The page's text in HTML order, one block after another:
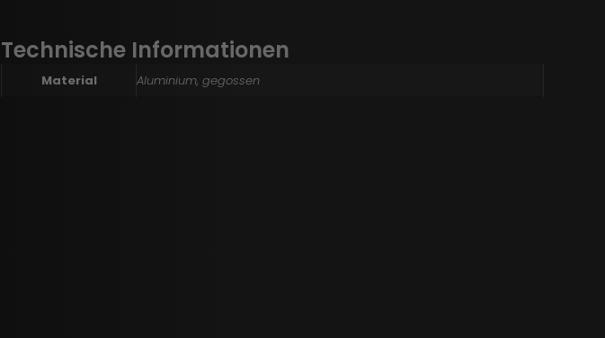
Technische Informationen
Material Aluminium, gegossen